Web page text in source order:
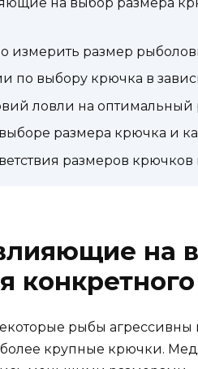
измерить размер
по выбору крючка в
ловли на оптимальный
размера крючка и
размеров
на
рыбы агрессивны
крупные крючки.